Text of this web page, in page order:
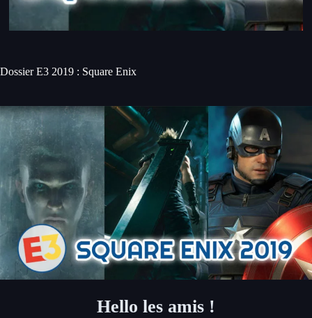
Dossier E3 2019 : Square Enix
Hello les amis !